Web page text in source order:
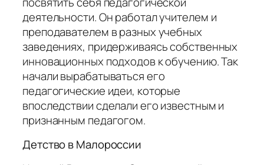
деятельности. Он работал учителем и
преподавателем в разных учебных
заведениях, придерживаясь собственных
инновационных подходов к обучению. Так
начали вырабатываться его
педагогические идеи, которые
впоследствии сделали его известным и
признанным педагогом.
Детство в Малороссии